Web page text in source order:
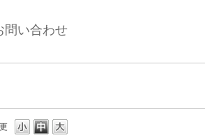
問い合わせ